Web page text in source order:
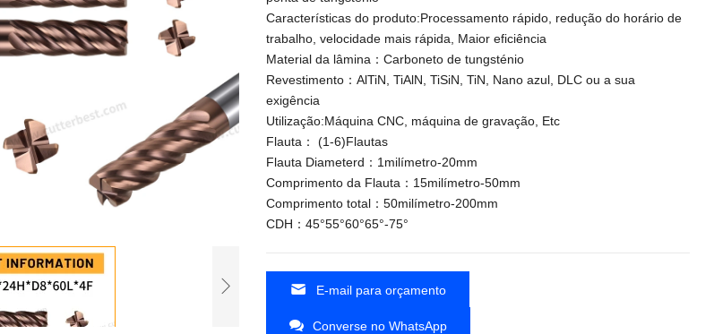
Características do produto:Processamento rápido, redução do horário de
trabalho, velocidade mais rápida, Maior eficiência
Material da lâmina：Carboneto de tungsténio
Revestimento：AlTiN, TiAlN, TiSiN, TiN, Nano azul, DLC ou a sua
exigência
Utilização:Máquina CNC, máquina de gravação, Etc
Flauta： (1-6)Flautas
Flauta Diameterd：1milímetro-20mm
Comprimento da Flauta：15milímetro-50mm
Comprimento total：50milímetro-200mm
CDH：45°55°60°65°-75°
E-mail para orçamento
Converse no WhatsApp